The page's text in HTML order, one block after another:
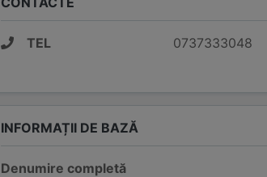
TEL
0737333048
INFORMAȚII DE BAZĂ
Denumire completă